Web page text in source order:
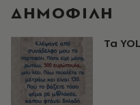
ΔΗΜΟΦΙΛΗ
Τα